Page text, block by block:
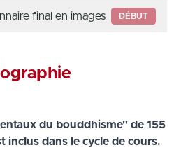
final en images DÉBUT
du bouddhisme" de 155
inclus dans le cycle de cours.